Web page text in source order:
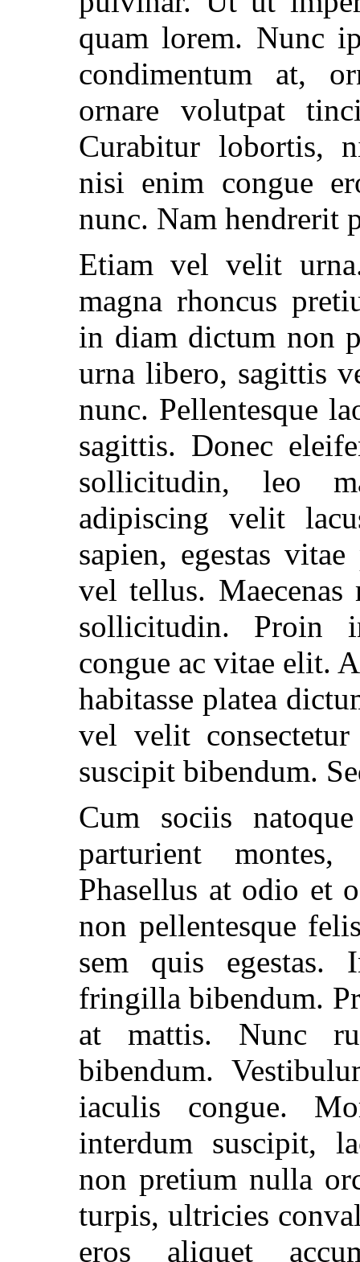
quam lorem. Nunc
condimentum at,
ornare volutpat
Curabitur lobortis,
nisi enim congue
nunc. Nam hendrerit
Etiam vel velit
magna rhoncus
in diam dictum non
urna libero, sagittis
nunc. Pellentesque
sagittis. Donec
sollicitudin, leo
adipiscing velit
sapien, egestas
vel tellus.
sollicitudin. Proin
congue ac vitae elit.
habitasse platea
vel velit consectetur
suscipit bibendum.
Cum sociis
parturient
Phasellus at odio et
non pellentesque
sem quis egestas.
fringilla bibendum.
at mattis. Nunc
bibendum.
iaculis congue.
interdum suscipit,
non pretium nulla
turpis, ultricies
eros aliquet